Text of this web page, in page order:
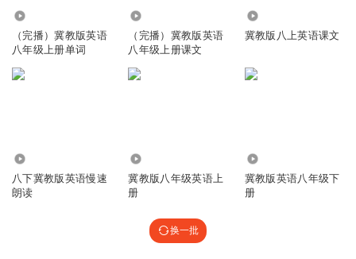
（完播）冀教版英语
八年级上册单词
（完播）冀教版英语
八年级上册课文
冀教版八上英语课文
八下冀教版英语慢速
朗读
冀教版八年级英语上
册
冀教版英语八年级下
册
换一批